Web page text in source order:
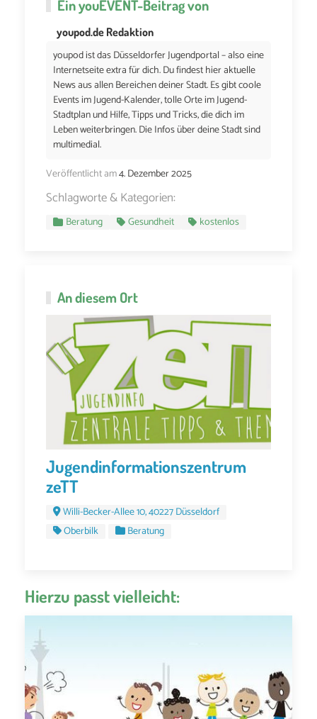
EinyouEVENT-Beitrag von
youpod.de Redaktion
youpod ist das Düsseldorfer Jugendportal – also eine
Internetseite extra für dich. Du findest hier aktuelle
News aus allen Bereichen deiner Stadt. Es gibt coole
Events im Jugend-Kalender, tolle Orte im Jugend-
Stadtplan und Hilfe, Tipps und Tricks, die dich im
Leben weiterbringen. Die Infos über deine Stadt sind
multimedial.
Veröffentlicht am4. Dezember 2025
Schlagworte & Kategorien:
Beratung Gesundheit kostenlos
An diesem Ort
Jugendinformationszentrum
zeTT
Willi-Becker-Allee 10, 40227 Düsseldorf
Oberbilk
Beratung
Hierzu passt vielleicht: